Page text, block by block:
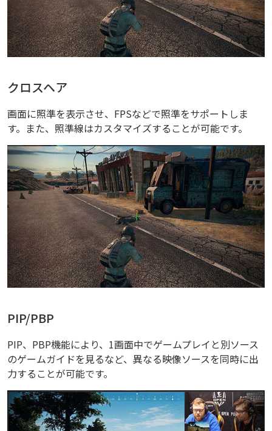
クロスヘア
画面に照準を表示させ、FPSなどで照準をサポートしま
す。また、照準線はカスタマイズすることが可能です。
PIP/PBP
PIP、PBP機能により、1画面中でゲームプレイと別ソース
のゲームガイドを見るなど、異なる映像ソースを同時に出
力することが可能です。